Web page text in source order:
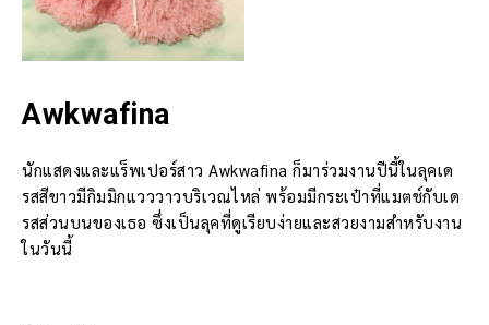
Awkwafina
นักแสดงและแร็พเปอร์สาว Awkwafina ก็มาร่วมงานปีนี้ในลุคเด
รสสีขาวมีกิมมิกแวววาวบริเวณไหล่ พร้อมมีกระเป๋าที่แมตช์กับเด
รสส่วนบนของเธอ ซึ่งเป็นลุคที่ดูเรียบง่ายและสวยงามสำหรับงาน
ในวันนี้